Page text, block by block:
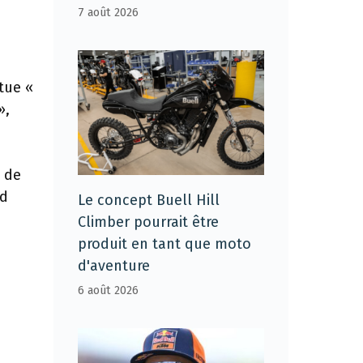
«
de
7 août 2026
Le concept Buell Hill
Climber pourrait être
produit en tant que moto
d'aventure
6 août 2026